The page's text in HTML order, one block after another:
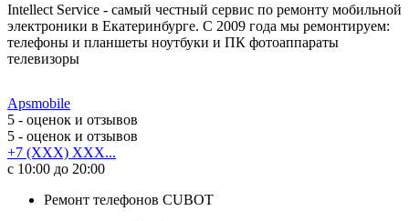
Intellect Service - самый честный сервис по ремонту мобильной
электроники в Екатеринбурге. С 2009 года мы ремонтируем:
телефоны и планшеты ноутбуки и ПК фотоаппараты
телевизоры
Apsmobile
5 - оценок и отзывов
5 - оценок и отзывов
+7 (XXX) XXX...
с 10:00 до 20:00
Ремонт телефонов CUBOT